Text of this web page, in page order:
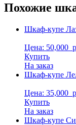
Похожие
Шкаф-купе
Цена: 50,000
Купить
На заказ
Шкаф-купе
Цена: 35,000
Купить
На заказ
Шкаф-купе